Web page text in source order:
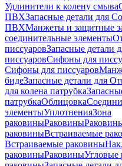
Удлинители к колену смыва
ПВХЗапасные детали для
ПВХМанжеты и защитные
соединительные элементы
писсуаровЗапасные детали
писсуаровCифоны для
Cифоны для писсуаров
бидеЗапасные детали для
для колена патрубка
патрубкаОблицовка
элементыУплотненияЗона
раковиныРаковины
раковиныВстраиваемые
Встраиваемые раковины
раковиныРаковиныУгловые